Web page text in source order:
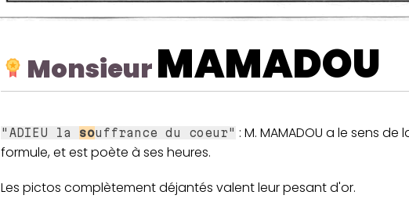
MonsieurMAMADOU
"ADIEU la souffrance du coeur" : M. MAMADOU a le sens de
formule, et est poète à ses heures.
Les pictos complètement déjantés valent leur pesant d'or.